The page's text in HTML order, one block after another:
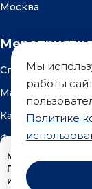
Мы используем
Продолжая
использованием
Москва
Мероприятия
Спортивный
Мастер-классы
Календарь
Фотоотчеты
Мы
работы
Политике